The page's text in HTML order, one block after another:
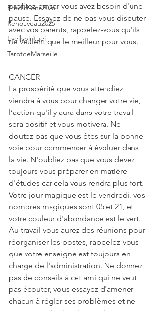
Prédictions2026
Renouveau2026
Eveilspirituel
TarotdeMarseille
profitez-en car vous avez besoin d'une
pause. Essayez de ne pas vous disputer
avec vos parents, rappelez-vous qu'ils
ne veulent que le meilleur pour vous.
CANCER
La prospérité que vous attendiez
viendra à vous pour changer votre vie,
l’action qu'il y aura dans votre travail
sera positif et vous motivera. Ne
doutez pas que vous êtes sur la bonne
voie pour commencer à évoluer dans
la vie. N'oubliez pas que vous devez
toujours vous préparer en matière
d'études car cela vous rendra plus fort.
Votre jour magique est le vendredi, vos
nombres magiques sont 05 et 21, et
votre couleur d'abondance est le vert.
Au travail vous aurez des réunions pour
réorganiser les postes, rappelez-vous
que votre enseigne est toujours en
charge de l'administration. Ne donnez
pas de conseils à cet ami qui ne veut
pas écouter, vous essayez d'amener
chacun à régler ses problèmes et ne